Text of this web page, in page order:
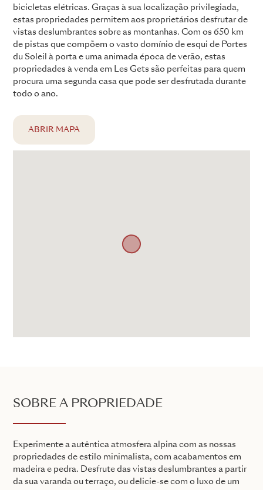
bicicletas elétricas. Graças à sua localização privilegiada,
estas propriedades permitem aos proprietários desfrutar de
vistas deslumbrantes sobre as montanhas. Com os 650 km
de pistas que compõem o vasto domínio de esqui de Portes
du Soleil à porta e uma animada época de verão, estas
propriedades à venda em Les Gets são perfeitas para quem
procura uma segunda casa que pode ser desfrutada durante
todo o ano.
ABRIR MAPA
SOBRE A PROPRIEDADE
Experimente a autêntica atmosfera alpina com as nossas
propriedades de estilo minimalista, com acabamentos em
madeira e pedra. Desfrute das vistas deslumbrantes a partir
da sua varanda ou terraço, ou delicie-se com o luxo de um